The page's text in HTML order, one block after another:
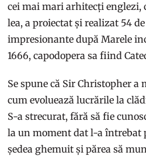
cei mai mari arhitecți englezi,
lea, a proiectat și realizat 54
impresionante după Marele
1666, capodopera sa fiind
Se spune că Sir Christopher a
cum evoluează lucrările la
S-a strecurat, fără să fie
la un moment dat l-a întrebat
ședea ghemuit și părea să